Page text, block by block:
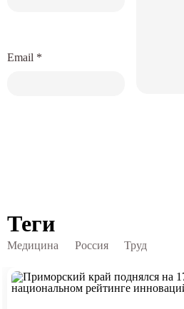
Email *
Теги
Медицина Россия Труд